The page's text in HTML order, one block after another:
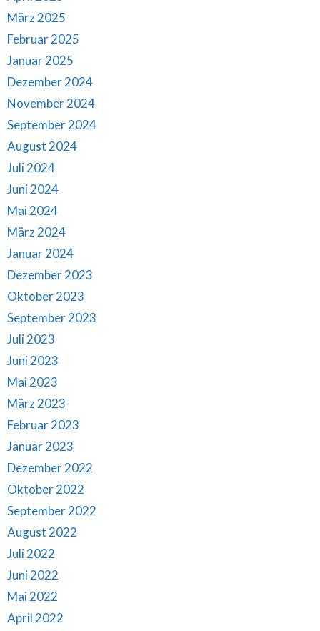
März 2025
Februar 2025
Januar 2025
Dezember 2024
November 2024
September 2024
August 2024
Juli 2024
Juni 2024
Mai 2024
März 2024
Januar 2024
Dezember 2023
Oktober 2023
September 2023
Juli 2023
Juni 2023
Mai 2023
März 2023
Februar 2023
Januar 2023
Dezember 2022
Oktober 2022
September 2022
August 2022
Juli 2022
Juni 2022
Mai 2022
April 2022